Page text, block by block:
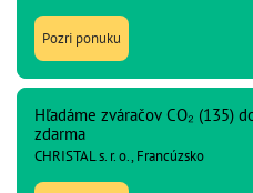
Pozri ponuku
Hľadáme zváračov CO₂ (135)
zdarma
CHRISTAL s. r. o., Francúzsko